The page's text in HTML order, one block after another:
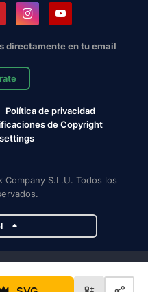
directamente en tu email
Política de privacidad
de Copyright
S.L.U. Todos los